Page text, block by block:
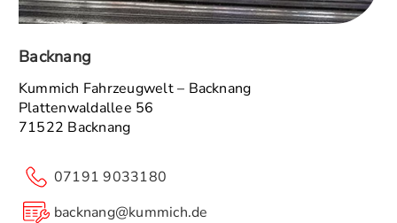
Backnang
Kummich Fahrzeugwelt – Backnang
Plattenwaldallee 56
71522 Backnang
07191 9033180
backnang@kummich.de